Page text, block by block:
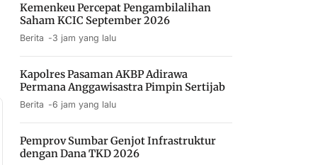
Kemenkeu Percepat Pengambilalihan
Saham KCIC September 2026
Berita 3 jam yang lalu
Kapolres Pasaman AKBP Adirawa
Permana Anggawisastra Pimpin Sertijab
Berita 6 jam yang lalu
Pemprov Sumbar Genjot Infrastruktur
dengan Dana TKD 2026